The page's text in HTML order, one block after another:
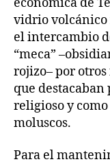
vidrio volcánico
el intercambio
“meca”
rojizo– por
que
religioso y
moluscos.
Para el